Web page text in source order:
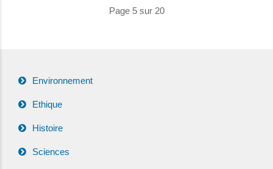
Page 5 sur 20
Environnement
Ethique
Histoire
Sciences